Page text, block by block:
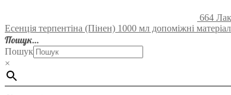
664
Есенція терпентіна (Пінен) 1000 мл допоміжні
Пошук…
Пошук
×